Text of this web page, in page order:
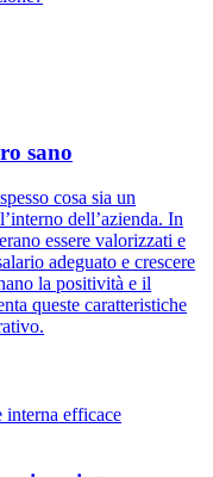
sano
cosa sia un
dell’azienda. In
essere valorizzati e
adeguato e crescere
la positività e il
queste caratteristiche